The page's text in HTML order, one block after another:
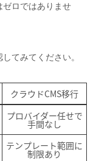
ゼロではありませ
てみてください。
クラウドCMS移行
プロバイダー任せで
手間なし
テンプレート範囲に
制限あり